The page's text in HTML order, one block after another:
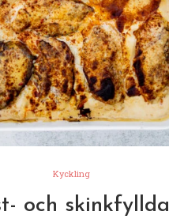
Kyckling
och skinkfyllda